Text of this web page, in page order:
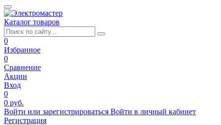
Каталог товаров
0
Избранное
0
Сравнение
Акции
Вход
0
0 руб.
Войти или зарегистрироваться Войти в личный кабинет
Регистрация